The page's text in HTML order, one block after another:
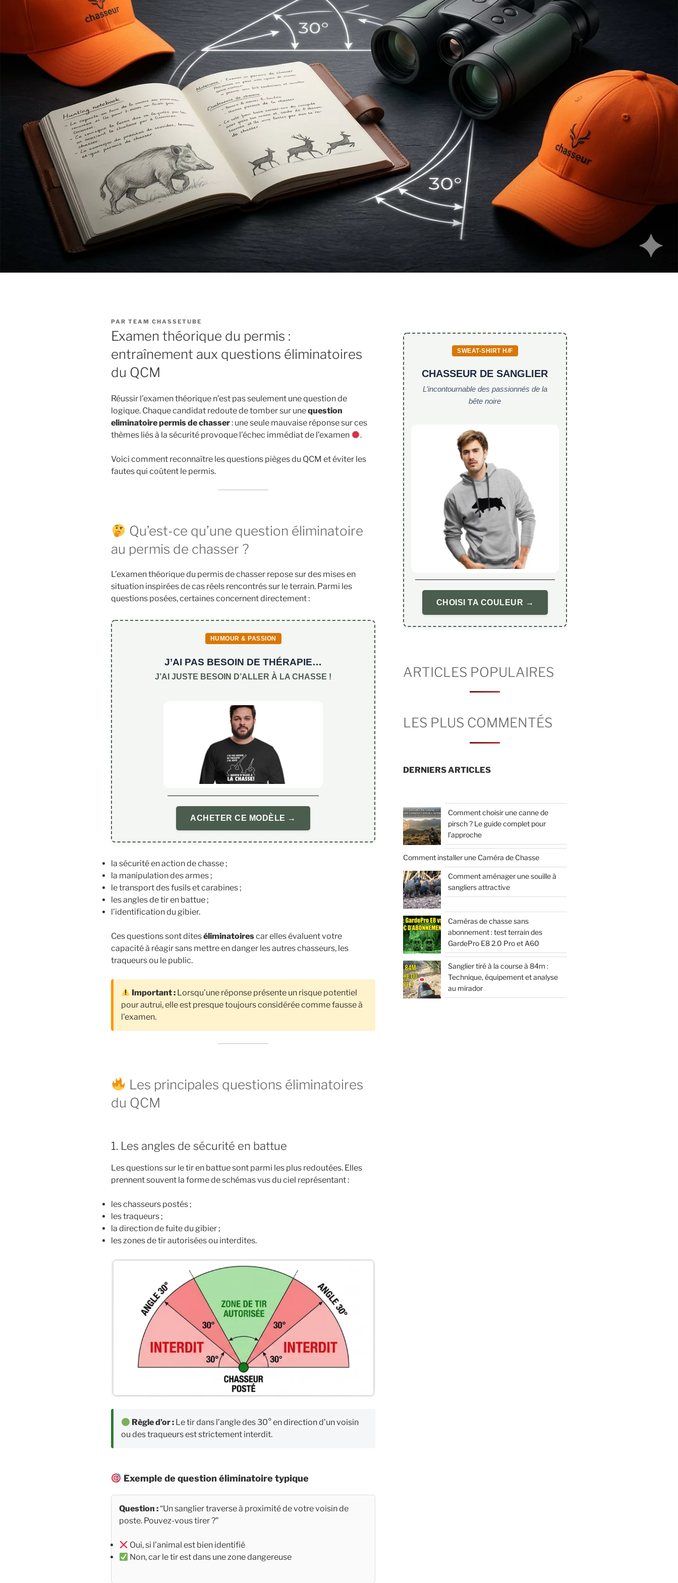
PUBLIÉ
LE
PAR TEAM CHASSETUBE
Examen théorique du permis :
entraînement aux questions éliminatoires
du QCM
Réussir l’examen théorique n’est pas seulement une question de
logique. Chaque candidat redoute de tomber sur unequestion
eliminatoire permis de chasser: une seule mauvaise réponse sur ces
thèmes liés à la sécurité provoque l’échec immédiat de l’examen
.
Voici comment reconnaître les questions pièges du QCM et éviter les
fautes qui coûtent le permis.
Qu’est-ce qu’une question éliminatoire
au permis de chasser ?
L’examen théorique du permis de chasser repose sur des mises en
situation inspirées de cas réels rencontrés sur le terrain. Parmi les
questions posées, certaines concernent directement :
HUMOUR & PASSION
J’AI PAS BESOIN DE THÉRAPIE…
J’AI JUSTE BESOIN D’ALLER À LA CHASSE !
ACHETER CE MODÈLE →
la sécurité en action de chasse ;
la manipulation des armes ;
le transport des fusils et carabines ;
les angles de tir en battue ;
l’identification du gibier.
Ces questions sont diteséliminatoirescar elles évaluent votre
capacité à réagir sans mettre en danger les autres chasseurs, les
traqueurs ou le public.
Important : Lorsqu’une réponse présente un risque potentiel
pour autrui, elle est presque toujours considérée comme fausse à
l’examen.
Les principales questions éliminatoires
du QCM
1. Les angles de sécurité en battue
Les questions sur le tir en battue sont parmi les plus redoutées. Elles
prennent souvent la forme de schémas vus du ciel représentant :
les chasseurs postés ;
les traqueurs ;
la direction de fuite du gibier ;
les zones de tir autorisées ou interdites.
Règle d’or : Le tir dans l’angle des 30° en direction d’un voisin
ou des traqueurs est strictement interdit.
Exemple de question éliminatoire typique
Question :“Un sanglier traverse à proximité de votre voisin de
poste. Pouvez-vous tirer ?”
Oui, si l’animal est bien identifié
Non, car le tir est dans une zone dangereuse
SWEAT-SHIRT H/F
CHASSEUR DE SANGLIER
L’incontournable des passionnés de la
bête noire
CHOISI TA COULEUR →
ARTICLES POPULAIRES
LES PLUS COMMENTÉS
DERNIERS ARTICLES
Comment choisir une canne de
pirsch ? Le guide complet pour
l’approche
Comment installer une Caméra de Chasse
Comment aménager une souille à
sangliers attractive
Caméras de chasse sans
abonnement : test terrain des
GardePro E8 2.0 Pro et A60
Sanglier tiré à la course à 84m :
Technique, équipement et analyse
au mirador